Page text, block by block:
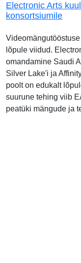
Electronic Arts
konsortsiumile
lõpule viidud.
omandamine Saudi
Silver Lake'i ja
poolt on edukalt
suurune tehing viib
peatüki mängude ja